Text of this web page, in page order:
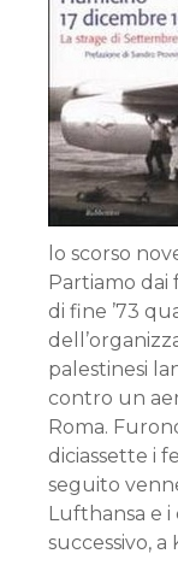
lo scorso
Partiamo dai
di fine ’73
palestinesi
contro un
Roma.
diciassette i
seguito
Lufthansa e i
successivo, a